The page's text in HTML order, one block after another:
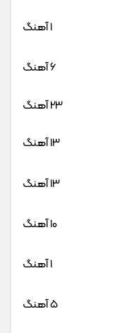
1 آهنگ
6 آهنگ
23 آهنگ
13 آهنگ
13 آهنگ
10 آهنگ
1 آهنگ
5 آهنگ